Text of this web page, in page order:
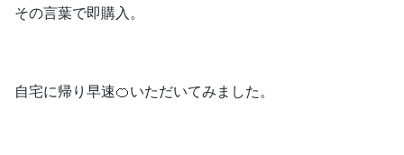
その言葉で即購入。
自宅に帰り早速🍊いただいてみました。